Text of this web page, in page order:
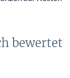
bewertet